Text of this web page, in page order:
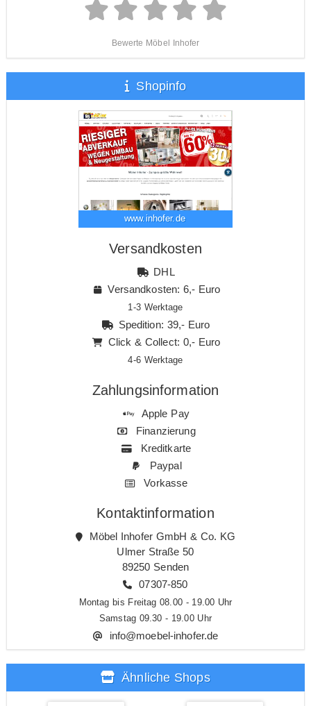
Bewerte Möbel Inhofer
Shopinfo
www.inhofer.de
Versandkosten
DHL
Versandkosten: 6,- Euro
1-3 Werktage
Spedition: 39,- Euro
Click & Collect: 0,- Euro
4-6 Werktage
Zahlungsinformation
Apple Pay
Finanzierung
Kreditkarte
Paypal
Vorkasse
Kontaktinformation
Möbel Inhofer GmbH & Co. KG
Ulmer Straße 50
89250 Senden
07307-850
Montag bis Freitag 08.00 - 19.00 Uhr
Samstag 09.30 - 19.00 Uhr
info@moebel-inhofer.de
Ähnliche Shops